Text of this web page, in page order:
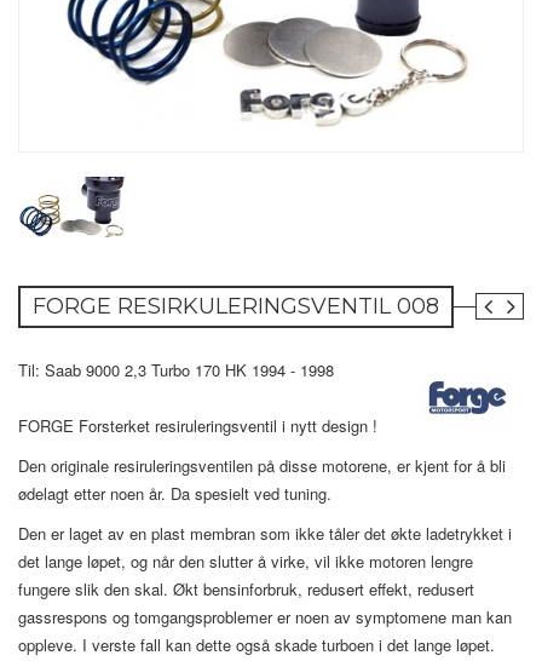
FORGE RESIRKULERINGSVENTIL 008
Til: Saab 9000 2,3 Turbo 170 HK 1994 - 1998
FORGE Forsterket resiruleringsventil i nytt design !
Den originale resiruleringsventilen på disse motorene, er kjent for å bli
ødelagt etter noen år. Da spesielt ved tuning.
Den er laget av en plast membran som ikke tåler det økte ladetrykket i
det lange løpet, og når den slutter å virke, vil ikke motoren lengre
fungere slik den skal. Økt bensinforbruk, redusert effekt, redusert
gassrespons og tomgangsproblemer er noen av symptomene man kan
oppleve. I verste fall kan dette også skade turboen i det lange løpet.